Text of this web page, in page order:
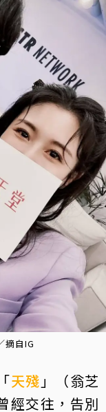
摘自IG
天殘 」（翁芝
經交往，告別